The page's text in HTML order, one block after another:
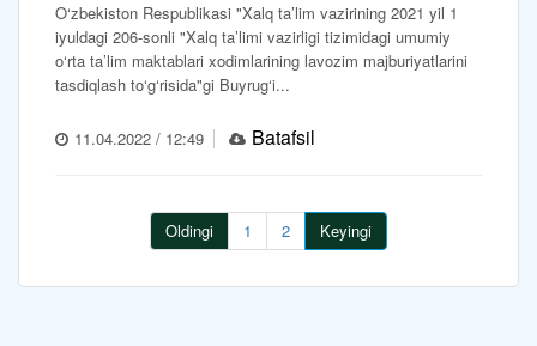
O‘zbekiston Respublikasi "Xalq ta’lim vazirining 2021 yil 1
iyuldagi 206-sonli "Xalq ta’limi vazirligi tizimidagi umumiy
o‘rta ta’lim maktablari xodimlarining lavozim majburiyatlarini
tasdiqlash to‘g‘risida"gi Buyrug‘i...
11.04.2022 / 12:49 Batafsil
Oldingi 1 2 Keyingi